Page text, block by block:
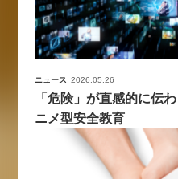
ニュース 2026.05.26
「危険」が直感的に伝
ニメ型安全教育